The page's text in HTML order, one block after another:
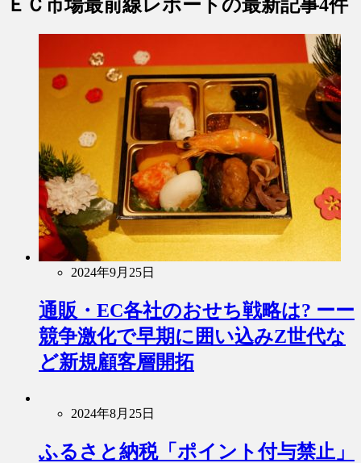
ＥＣ市場最前線レポート の最新記事4件
2024年9月25日
通販・EC各社のおせち戦略は? ーー
競争激化で早期に囲い込みZ世代な
ど新規顧客層開拓
2024年8月25日
ふるさと納税「ポイント付与禁止」